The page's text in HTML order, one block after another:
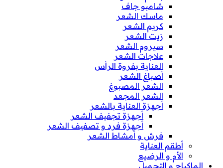
شامبو جاف
ماسك الشعر
كريم الشعر
زيت الشعر
سيروم الشعر
علاجات الشعر
العناية بفروة الرأس
أصباغ الشعر
الشعر المصبوغ
الشعر المجعد
أجهزة العناية بالشعر
أجهزة تجفيف الشعر
أجهزة فرد و تصفيف الشعر
فرش و أمشاط الشعر
أطقم العناية
الأم و الرضيع
الماكياج و التجميل